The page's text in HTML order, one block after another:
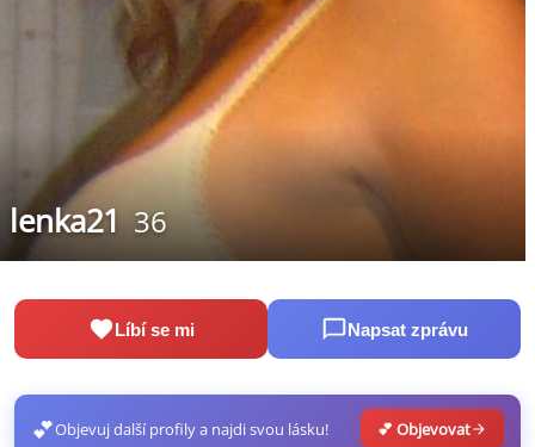
lenka21 36
Líbí se mi Napsat zprávu
💕Objevuj další profily a najdi svou lásku! 💕 Objevovat